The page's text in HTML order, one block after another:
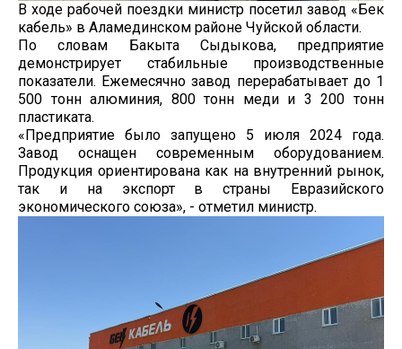
В ходе рабочей поездки министр посетил завод «Бек
кабель» в Аламединском районе Чуйской области.
По словам Бакыта Сыдыкова, предприятие
демонстрирует стабильные производственные
показатели. Ежемесячно завод перерабатывает до 1
500 тонн алюминия, 800 тонн меди и 3 200 тонн
пластиката.
«Предприятие было запущено 5 июля 2024 года.
Завод оснащен современным оборудованием.
Продукция ориентирована как на внутренний рынок,
так и на экспорт в страны Евразийского
экономического союза», - отметил министр.